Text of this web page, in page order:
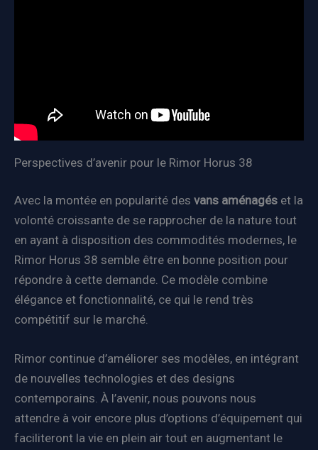
Perspectives d’avenir pour le Rimor Horus 38
Avec la montée en popularité des vans aménagés et la
volonté croissante de se rapprocher de la nature tout
en ayant à disposition des commodités modernes, le
Rimor Horus 38 semble être en bonne position pour
répondre à cette demande. Ce modèle combine
élégance et fonctionnalité, ce qui le rend très
compétitif sur le marché.
Rimor continue d’améliorer ses modèles, en intégrant
de nouvelles technologies et des designs
contemporains. À l’avenir, nous pouvons nous
attendre à voir encore plus d’options d’équipement qui
faciliteront la vie en plein air tout en augmentant le